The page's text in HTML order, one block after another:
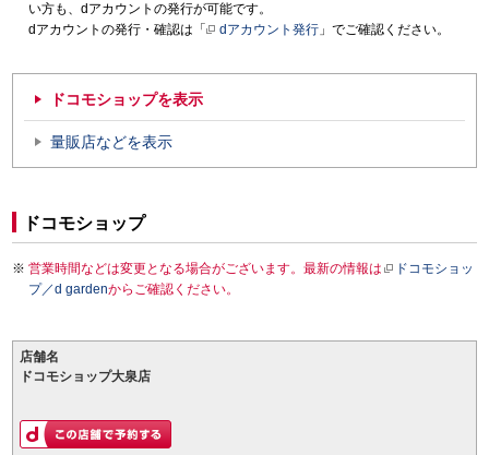
い方も、dアカウントの発行が可能です。
dアカウントの発行・確認は「
dアカウント発行 」でご確認ください。
ドコモショップを表示
量販店などを表示
ドコモショップ
営業時間などは変更となる場合がございます。最新の情報は
ドコモショッ
プ／d gardenからご確認ください。
店舗名
ドコモショップ大泉店